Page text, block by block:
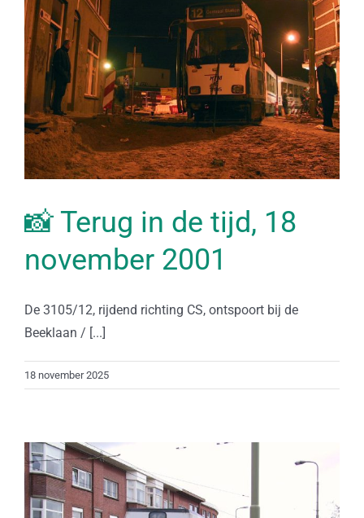
📸 Terug in de tijd, 18
november 2001
De 3105/12, rijdend richting CS, ontspoort bij de
Beeklaan / [...]
18 november 2025